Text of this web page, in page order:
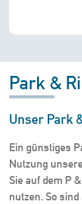
Park &
Unser Park
Ein günstiges
Nutzung
Sie auf dem P
nutzen. So